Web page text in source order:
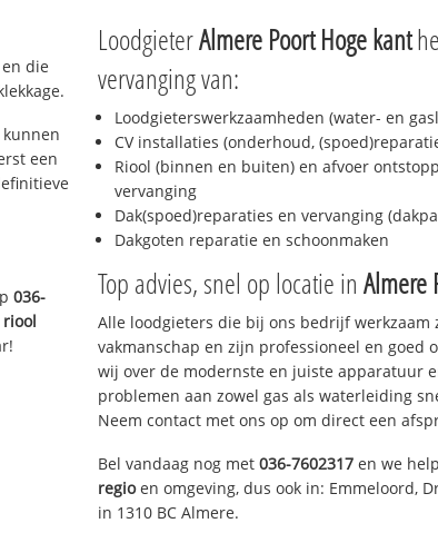
die
een
036-
riool
LoodgieterAlmere Poort Hoge kant
vervanging van:
Loodgieterswerkzaamheden (water- en
CV installaties (onderhoud,
Riool (binnen en buiten) en afvoer
vervanging
Dak(spoed)reparaties en vervanging
Dakgoten reparatie en schoonmaken
Top advies, snel op locatie in Almere
Alle loodgieters die bij ons bedrijf werkzaam
vakmanschap en zijn professioneel en goed
wij over de modernste en juiste apparatuur
problemen aan zowel gas als waterleiding
Neem contact met ons op om direct een
Bel vandaag nog met 036-7602317 en we
regioen omgeving, dus ook in: Emmeloord,
in 1310 BC Almere.